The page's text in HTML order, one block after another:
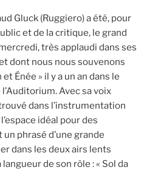
Gluck (Ruggiero) a été, pour
et de la critique, le grand
très applaudi dans ses
dont nous nous souvenons
Énée » il y a un an dans le
Avec sa voix
dans l’instrumentation
idéal pour des
phrasé d’une grande
dans les deux airs lents
de son rôle : « Sol da